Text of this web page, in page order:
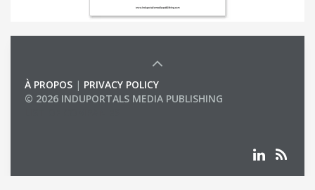
À PROPOS | PRIVACY POLICY
© 2026 INDUPORTALS MEDIA PUBLISHING